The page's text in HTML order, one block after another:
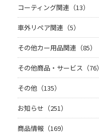
コーティング関連（13）
車外リペア関連（5）
その他カー用品関連（85）
その他商品・サービス（76）
その他（135）
お知らせ（251）
商品情報（169）